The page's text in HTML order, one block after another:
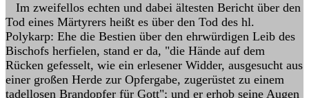
Im zweifellos echten und dabei ältesten Bericht über den
Tod eines Märtyrers heißt es über den Tod des hl.
Polykarp: Ehe die Bestien über den ehrwürdigen Leib des
Bischofs herfielen, stand er da, "die Hände auf dem
Rücken gefesselt, wie ein erlesener Widder, ausgesucht aus
einer großen Herde zur Opfergabe, zugerüstet zu einem
tadellosen Brandopfer für Gott"; und er erhob seine Augen